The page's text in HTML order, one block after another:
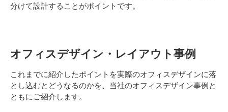
分けて設計することがポイントです。
オフィスデザイン・レイアウト事例
これまでに紹介したポイントを実際のオフィスデザインに落
とし込むとどうなるのかを、当社のオフィスデザイン事例と
ともにご紹介します。